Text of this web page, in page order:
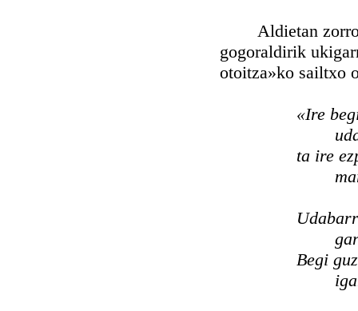
Aldietan
gogoraldirik
otoitza»ko sailtxo
«Ire
ta ire
Begi